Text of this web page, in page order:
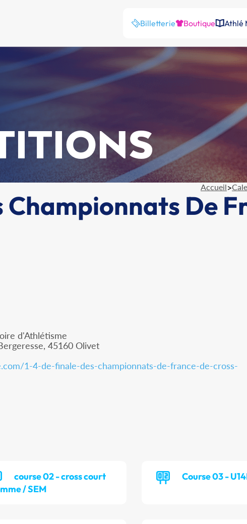
Billetterie Boutique Athlé
Accueil>
Championnats De
d'Athlétisme
45160 Olivet
1-4-de-finale-des-championnats-de-france-de-cross-
course 02 - cross court
/ SEM
Course 03 -